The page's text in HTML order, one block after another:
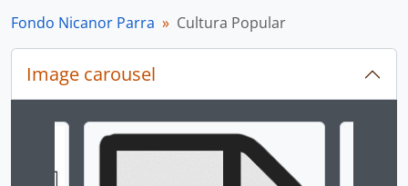
Fondo Nicanor Parra Cultura Popular
Image carousel
Changing the current slide of this carousel will